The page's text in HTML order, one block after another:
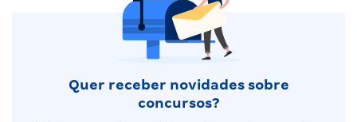
Quer receber novidades sobre
concursos?